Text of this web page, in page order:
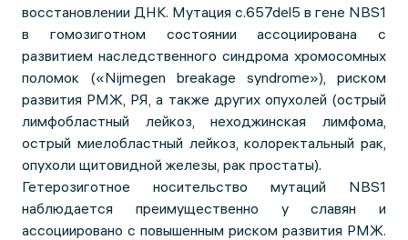
восстановлении ДНК. Мутация c.657del5 в гене NBS1
в гомозиготном состоянии ассоциирована с
развитием наследственного синдрома хромосомных
поломок («Nijmegen breakage syndrome»), риском
развития РМЖ, РЯ, а также других опухолей (острый
лимфобластный лейкоз, неходжинская лимфома,
острый миелобластный лейкоз, колоректальный рак,
опухоли щитовидной железы, рак простаты).
Гетерозиготное носительство мутаций NBS1
наблюдается преимущественно у славян и
ассоциировано с повышенным риском развития РМЖ.